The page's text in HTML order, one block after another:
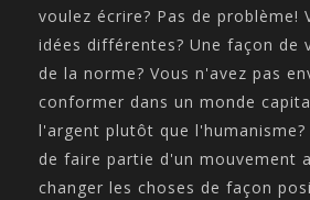
voulez écrire? Pas de problème!
idées différentes? Une façon de
de la norme? Vous n'avez pas
conformer dans un monde
l'argent plutôt que l'humanisme?
de faire partie d'un mouvement
changer les choses de façon